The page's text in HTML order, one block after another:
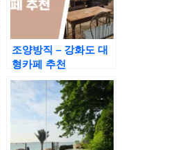
조양방직 – 강화도 대
형카페 추천